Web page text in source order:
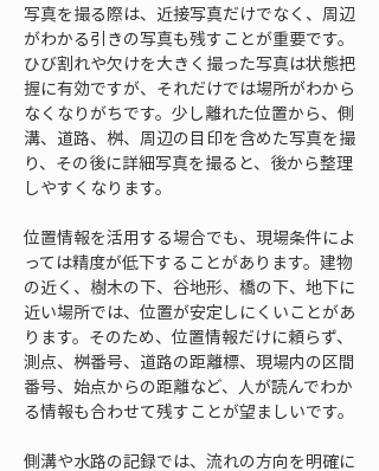
写真を撮る際は、近接写真だけでなく、周辺
がわかる引きの写真も残すことが重要です。
ひび割れや欠けを大きく撮った写真は状態把
握に有効ですが、それだけでは場所がわから
なくなりがちです。少し離れた位置から、側
溝、道路、桝、周辺の目印を含めた写真を撮
り、その後に詳細写真を撮ると、後から整理
しやすくなります。
位置情報を活用する場合でも、現場条件によ
っては精度が低下することがあります。建物
の近く、樹木の下、谷地形、橋の下、地下に
近い場所では、位置が安定しにくいことがあ
ります。そのため、位置情報だけに頼らず、
測点、桝番号、道路の距離標、現場内の区間
番号、始点からの距離など、人が読んでわか
る情報も合わせて残すことが望ましいです。
側溝や水路の記録では、流れの方向を明確に